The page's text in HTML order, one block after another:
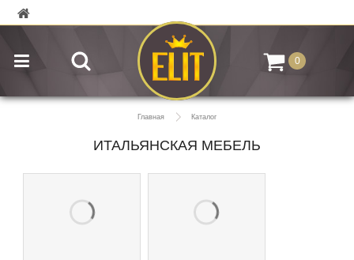
0
Главная Каталог
ИТАЛЬЯНСКАЯ МЕБЕЛЬ